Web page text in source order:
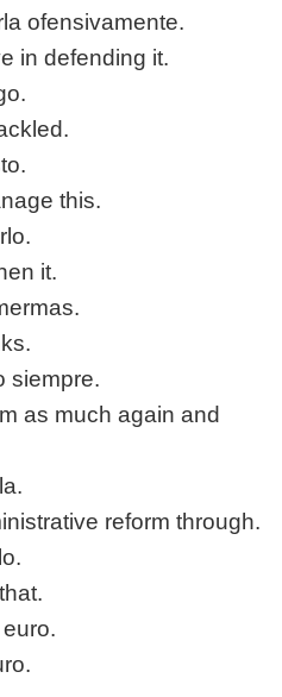
ofensivamente.
in defending it.
this.
it.
siempre.
as much again and
reform through.